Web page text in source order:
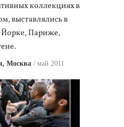
коллекциях в
выставлялись в
Париже,
Москва май 2011